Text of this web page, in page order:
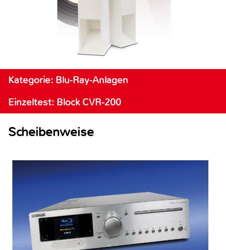
Kategorie: Blu-Ray-Anlagen
Einzeltest: Block CVR-200
Scheibenweise